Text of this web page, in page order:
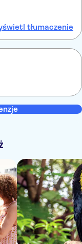
tłumaczenie